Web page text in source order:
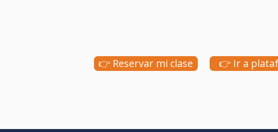
👉 Reservar mi clase 👉 Ir a